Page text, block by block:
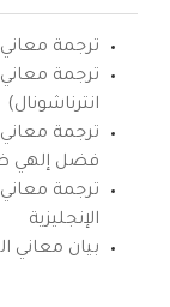
ترجمة معاني
ترجمة معاني
انترناشونال)
ترجمة معاني
فضل إلهي
ترجمة معاني
الإنجليزية
بيان معاني